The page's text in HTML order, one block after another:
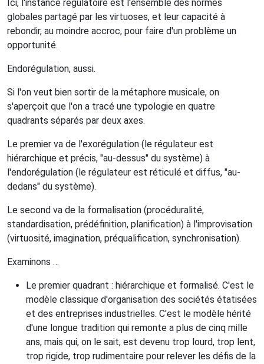
Ici, l'instance régulatoire est l'ensemble des normes
globales partagé par les virtuoses, et leur capacité à
rebondir, au moindre accroc, pour faire d'un problème un
opportunité.
Endorégulation, aussi.
Si l'on veut bien sortir de la métaphore musicale, on
s'aperçoit que l'on a tracé une typologie en quatre
quadrants séparés par deux axes.
Le premier va de l'exorégulation (le régulateur est
hiérarchique et précis, "au-dessus" du système) à
l'endorégulation (le régulateur est réticulé et diffus, "au-
dedans" du système).
Le second va de la formalisation (procéduralité,
standardisation, prédéfinition, planification) à l'improvisation
(virtuosité, imagination, préqualification, synchronisation).
Examinons …
Le premier quadrant : hiérarchique et formalisé. C'est le
modèle classique d'organisation des sociétés étatisées
et des entreprises industrielles. C'est le modèle hérité
d'une longue tradition qui remonte a plus de cinq mille
ans, mais qui, on le sait, est devenu trop lourd, trop lent,
trop rigide, trop rudimentaire pour relever les défis de la